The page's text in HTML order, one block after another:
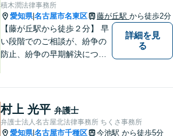
積木潤法律事務所
愛知県|名古屋市名東区 藤が丘駅 から徒歩2分
【藤が丘駅から徒歩２分】 早
い段階でのご相談が、紛争の
防止、紛争の早期解決につな
詳細を見
る
村上 光平 弁護士
弁護士法人名古屋北法律事務所 ちくさ事務所
愛知県|名古屋市千種区 今池駅 から徒歩5分